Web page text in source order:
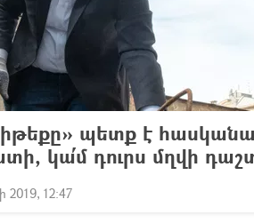
պետք է
կա՛մ դուրս մղվի
2019, 12:47